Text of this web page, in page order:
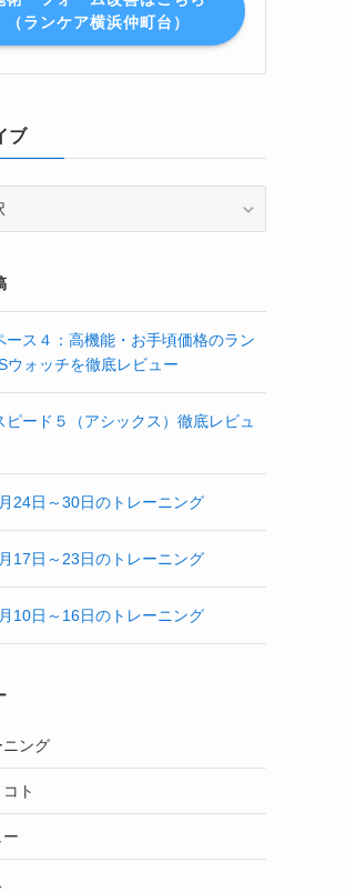
（ランケア横浜仲町台）
ブ
ス４：高機能・お手頃価格のラン
ウォッチを徹底レビュー
ピード５（アシックス）徹底レビュ
24日～30日のトレーニング
17日～23日のトレーニング
10日～16日のトレーニング
ニング
ト
ー